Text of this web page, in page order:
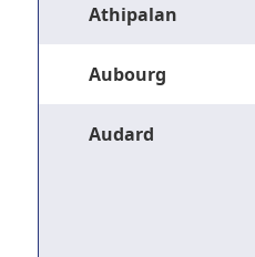
Athipalan
Aubourg
Audard